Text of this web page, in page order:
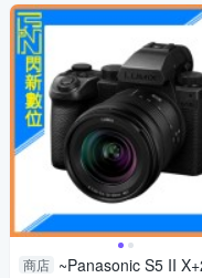
商店 ~Panasonic S5 II